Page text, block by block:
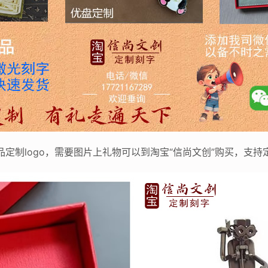
定制logo，需要图片上礼物可以到淘宝“信尚文创”购买，支持